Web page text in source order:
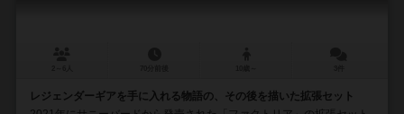
レジェンダーギアを手に入れる物語の、その後を描いた拡張セット